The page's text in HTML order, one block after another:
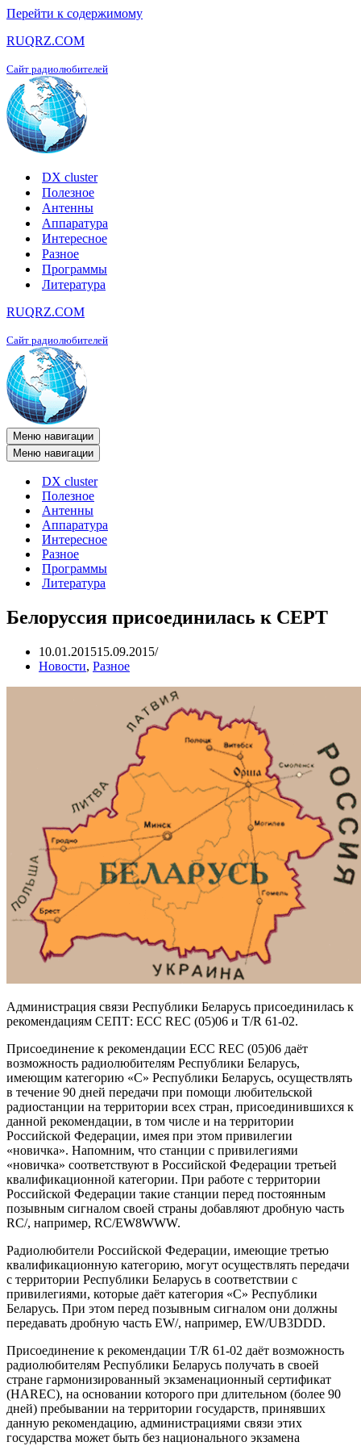
Перейти к содержимому
RUQRZ.COM
Сайт радиолюбителей
DX cluster
Полезное
Антенны
Аппаратура
Интересное
Разное
Программы
Литература
RUQRZ.COM
Сайт радиолюбителей
Меню навигации
Меню навигации
DX cluster
Полезное
Антенны
Аппаратура
Интересное
Разное
Программы
Литература
Белоруссия присоединилась к CEPT
10.01.201515.09.2015
Новости, Разное
Администрация связи Республики Беларусь присоединилась к
рекомендациям СЕПТ: ЕСС REC (05)06 и T/R 61-02.
Присоединение к рекомендации ЕСС REC (05)06 даёт
возможность радиолюбителям Республики Беларусь,
имеющим категорию «С» Республики Беларусь, осуществлять
в течение 90 дней передачи при помощи любительской
радиостанции на территории всех стран, присоединившихся к
данной рекомендации, в том числе и на территории
Российской Федерации, имея при этом привилегии
«новичка». Напомним, что станции с привилегиями
«новичка» соответствуют в Российской Федерации третьей
квалификационной категории. При работе с территории
Российской Федерации такие станции перед постоянным
позывным сигналом своей страны добавляют дробную часть
RC/, например, RC/EW8WWW.
Радиолюбители Российской Федерации, имеющие третью
квалификационную категорию, могут осуществлять передачи
с территории Республики Беларусь в соответствии с
привилегиями, которые даёт категория «С» Республики
Беларусь. При этом перед позывным сигналом они должны
передавать дробную часть EW/, например, EW/UB3DDD.
Присоединение к рекомендации T/R 61-02 даёт возможность
радиолюбителям Республики Беларусь получать в своей
стране гармонизированный экзаменационный сертификат
(HAREC), на основании которого при длительном (более 90
дней) пребывании на территории государств, принявших
данную рекомендацию, администрациями связи этих
государства может быть без национального экзамена